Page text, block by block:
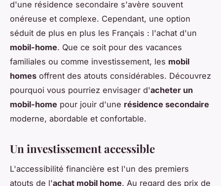
d'une résidence secondaire s'avère souvent
onéreuse et complexe. Cependant, une option
séduit de plus en plus les Français : l'achat d'un
mobil-home. Que ce soit pour des vacances
familiales ou comme investissement, les mobil
homes offrent des atouts considérables. Découvrez
pourquoi vous pourriez envisager d'acheter un
mobil-home pour jouir d'une résidence secondaire
moderne, abordable et confortable.
Un investissement accessible
L'accessibilité financière est l'un des premiers
atouts de l'achat mobil home. Au regard des prix de